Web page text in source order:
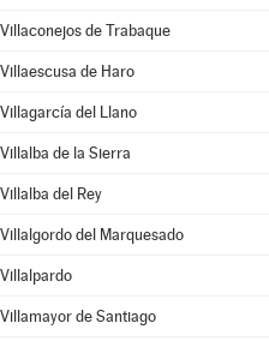
Villaconejos de Trabaque
Villaescusa de Haro
Villagarcía del Llano
Villalba de la Sierra
Villalba del Rey
Villalgordo del Marquesado
Villalpardo
Villamayor de Santiago